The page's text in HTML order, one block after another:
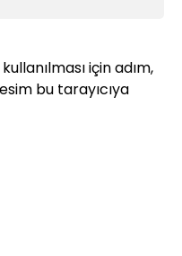
için adım,
bu tarayıcıya